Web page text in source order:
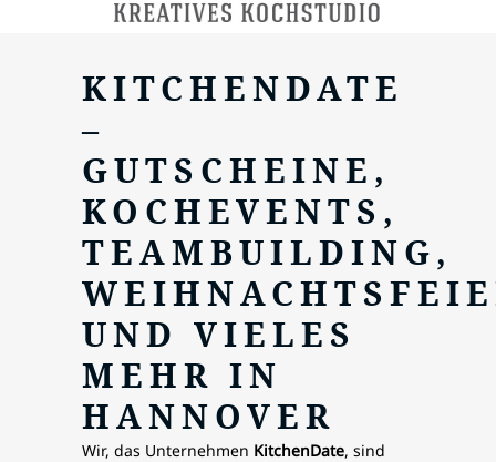
KITCHENDATE
–
GUTSCHEINE,
KOCHEVENTS,
TEAMBUILDING,
UND VIELES
MEHR IN
HANNOVER
Wir, das Unternehmen KitchenDate, sind